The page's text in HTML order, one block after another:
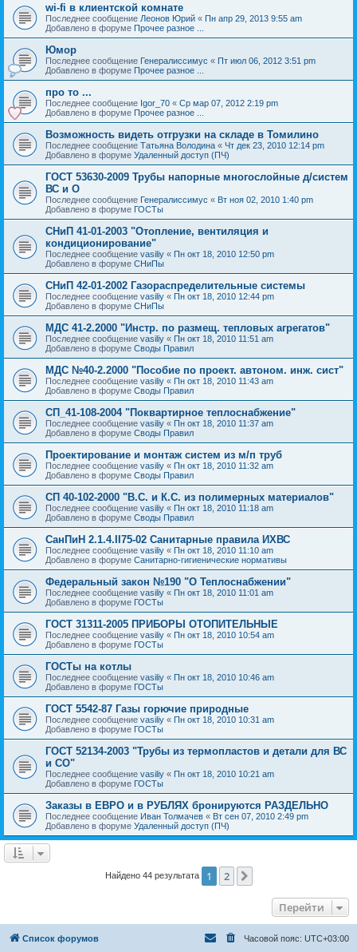
wi-fi в клиентской комнате
Последнее сообщение Леонов Юрий « Пн апр 29, 2013 9:55 am
Добавлено в форуме Прочее разное ...
Юмор
Последнее сообщение Генералиссимус « Пт июл 06, 2012 3:51 pm
Добавлено в форуме Прочее разное ...
про то ...
Последнее сообщение Igor_70 « Ср мар 07, 2012 2:19 pm
Добавлено в форуме Прочее разное ...
Возможность видеть отгрузки на складе в Томилино
Последнее сообщение Татьяна Володина « Чт дек 23, 2010 12:14 pm
Добавлено в форуме Удаленный доступ (ПЧ)
ГОСТ 53630-2009 Трубы напорные многослойные д/систем
ВС и О
Последнее сообщение Генералиссимус « Вт ноя 02, 2010 1:40 pm
Добавлено в форуме ГОСТы
СНиП 41-01-2003 "Отопление, вентиляция и
кондиционирование"
Последнее сообщение vasiliy « Пн окт 18, 2010 12:50 pm
Добавлено в форуме СНиПы
СНиП 42-01-2002 Газораспределительные системы
Последнее сообщение vasiliy « Пн окт 18, 2010 12:44 pm
Добавлено в форуме СНиПы
МДС 41-2.2000 "Инстр. по размещ. тепловых агрегатов"
Последнее сообщение vasiliy « Пн окт 18, 2010 11:51 am
Добавлено в форуме Своды Правил
МДС №40-2.2000 "Пособие по проект. автоном. инж. сист"
Последнее сообщение vasiliy « Пн окт 18, 2010 11:43 am
Добавлено в форуме Своды Правил
СП_41-108-2004 "Поквартирное теплоснабжение"
Последнее сообщение vasiliy « Пн окт 18, 2010 11:37 am
Добавлено в форуме Своды Правил
Проектирование и монтаж систем из м/п труб
Последнее сообщение vasiliy « Пн окт 18, 2010 11:32 am
Добавлено в форуме Своды Правил
СП 40-102-2000 "В.С. и К.С. из полимерных материалов"
Последнее сообщение vasiliy « Пн окт 18, 2010 11:18 am
Добавлено в форуме Своды Правил
СанПиН 2.1.4.II75-02 Санитарные правила ИХВС
Последнее сообщение vasiliy « Пн окт 18, 2010 11:10 am
Добавлено в форуме Санитарно-гигиенические нормативы
Федеральный закон №190 "О Теплоснабжении"
Последнее сообщение vasiliy « Пн окт 18, 2010 11:01 am
Добавлено в форуме ГОСТы
ГОСТ 31311-2005 ПРИБОРЫ ОТОПИТЕЛЬНЫЕ
Последнее сообщение vasiliy « Пн окт 18, 2010 10:54 am
Добавлено в форуме ГОСТы
ГОСТы на котлы
Последнее сообщение vasiliy « Пн окт 18, 2010 10:46 am
Добавлено в форуме ГОСТы
ГОСТ 5542-87 Газы горючие природные
Последнее сообщение vasiliy « Пн окт 18, 2010 10:31 am
Добавлено в форуме ГОСТы
ГОСТ 52134-2003 "Трубы из термопластов и детали для ВС
и СО"
Последнее сообщение vasiliy « Пн окт 18, 2010 10:21 am
Добавлено в форуме ГОСТы
Заказы в ЕВРО и в РУБЛЯХ бронируются РАЗДЕЛЬНО
Последнее сообщение Иван Толмачев « Вт сен 07, 2010 2:49 pm
Добавлено в форуме Удаленный доступ (ПЧ)
Найдено 44 результата 1 2
Перейти
Список форумов Часовой пояс: UTC+03:00